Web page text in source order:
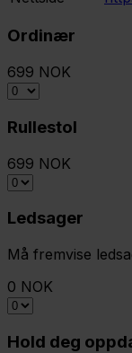
Ordinær
699 NOK
Rullestol
699 NOK
Ledsager
Må fremvise
0 NOK
Hold deg